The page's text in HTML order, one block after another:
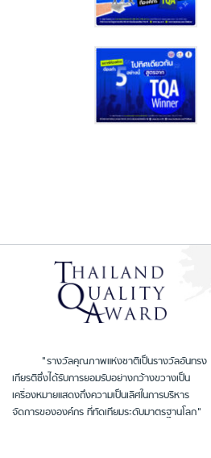
"รางวัลคุณภาพแห่งชาติเป็นรางวัลอันทรง
เกียรติซึ่งได้รับการยอมรับอย่างกว้างขวางเป็น
เครื่องหมายแสดงถึงความเป็นเลิศในการบริหาร
จัดการขององค์กร ที่ทัดเทียมระดับมาตรฐานโลก"